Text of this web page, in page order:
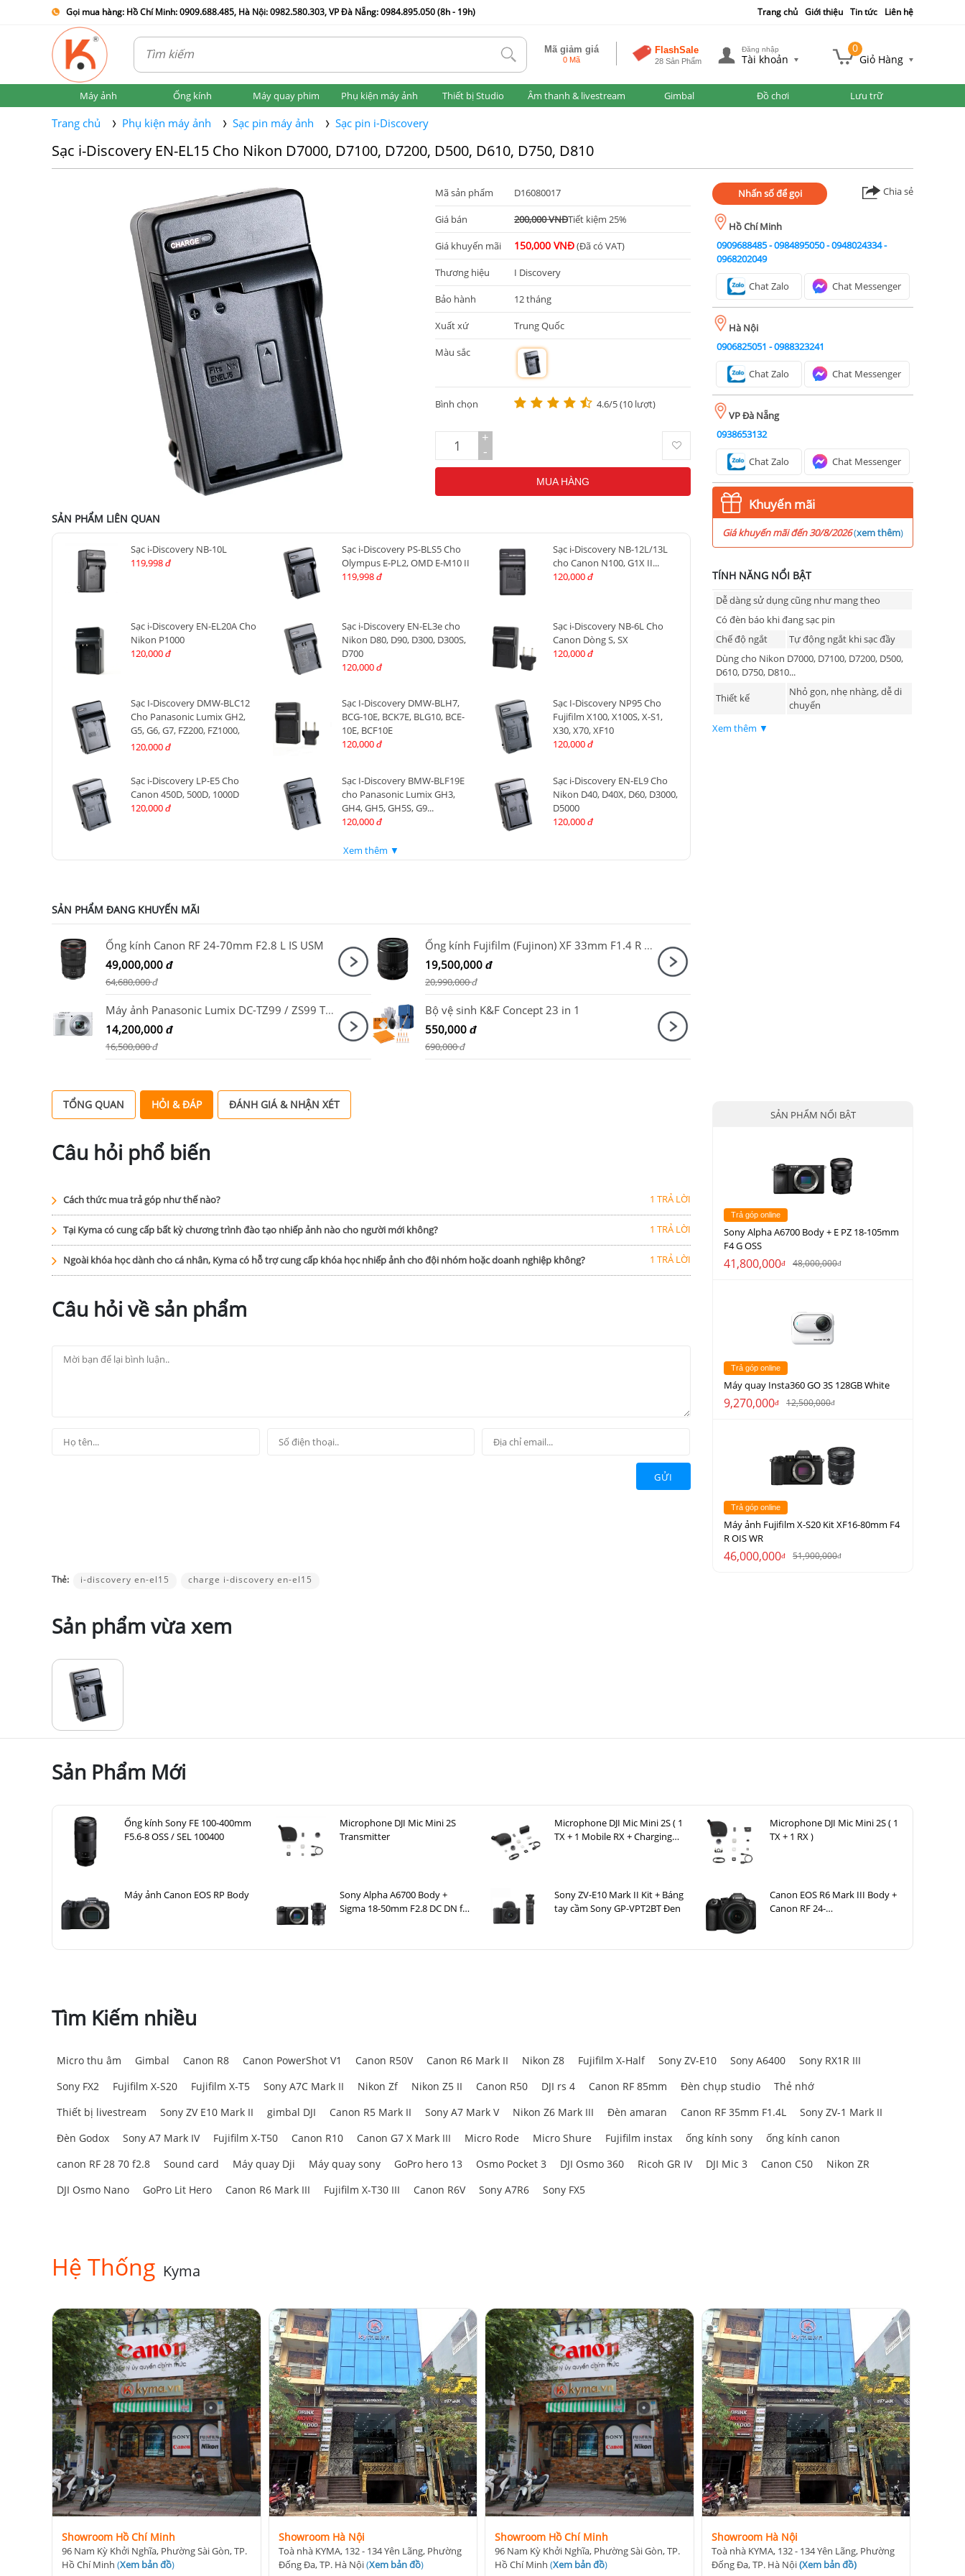
Gọi mua hàng: Hồ Chí Minh: 0909.688.485, Hà Nội: 0982.580.303, VP Đà Nẵng: 0984.895.050 (8h - 19h) Trang chủ Giới thiệu Tin tức Liên hệ
tlk Mã giảm giá
0 Mã
FlashSale
28 Sản Phẩm
Đăng nhập
Tài khoản
0
Giỏ Hàng
Máy ảnh Ống kính Máy quay phim Phụ kiện máy ảnh Thiết bị Studio Âm thanh & livestream Gimbal Đồ chơi Lưu trữ
Trang chủ Phụ kiện máy ảnh Sạc pin máy ảnh Sạc pin i-Discovery
Sạc i-Discovery EN-EL15 Cho Nikon D7000, D7100, D7200, D500, D610, D750, D810
Mã sản phẩm D16080017
Giá bán 200,000 VNĐTiết kiệm 25%
Giá khuyến mãi 150,000 VNĐ(Đã có VAT)
Thương hiệu I Discovery
Bảo hành 12 tháng
Xuất xứ Trung Quốc
Màu sắc
m
Bình chọn 4.6/5 (10 lượt)
+
-
MUA HÀNG
SẢN PHẨM LIÊN QUAN
Sạc i-Discovery NB-10L
119,998 đ
Sạc i-Discovery PS-BLS5 Cho
Olympus E-PL2, OMD E-M10 II
119,998 đ
Sạc i-Discovery NB-12L/13L
cho Canon N100, G1X II...
120,000 đ
Sạc i-Discovery EN-EL20A Cho
Nikon P1000
120,000 đ
Sạc i-Discovery EN-EL3e cho
Nikon D80, D90, D300, D300S,
D700
120,000 đ
Sạc i-Discovery NB-6L Cho
Canon Dòng S, SX
120,000 đ
Sạc I-Discovery DMW-BLC12
Cho Panasonic Lumix GH2,
G5, G6, G7, FZ200, FZ1000,
FZ2000, GX8, G80...
120,000 đ
Sạc I-Discovery DMW-BLH7,
BCG-10E, BCK7E, BLG10, BCE-
10E, BCF10E
120,000 đ
Sạc I-Discovery NP95 Cho
Fujifilm X100, X100S, X-S1,
X30, X70, XF10
120,000 đ
Sạc i-Discovery LP-E5 Cho
Canon 450D, 500D, 1000D
120,000 đ
Sạc I-Discovery BMW-BLF19E
cho Panasonic Lumix GH3,
GH4, GH5, GH5S, G9...
120,000 đ
Sạc i-Discovery EN-EL9 Cho
Nikon D40, D40X, D60, D3000,
D5000
120,000 đ
Xem thêm ▼
SẢN PHẨM ĐANG KHUYẾN MÃI
Ống kính Canon RF 24-70mm F2.8 L IS USM
49,000,000 đ
64,680,000đ
Ống kính Fujifilm (Fujinon) XF 33mm F1.4 R LM WR
19,500,000 đ
20,990,000đ
Máy ảnh Panasonic Lumix DC-TZ99 / ZS99 Trắng
14,200,000 đ
16,500,000đ
Bộ vệ sinh K&F Concept 23 in 1
550,000 đ
690,000đ
Nhấn số để gọi Chia sẻ
Hồ Chí Minh
0909688485-0984895050-0948024334-
0968202049
Chat Zalo Chat Messenger
Hà Nội
0906825051 -0988323241
Chat Zalo Chat Messenger
VP Đà Nẵng
0938653132
Chat Zalo Chat Messenger
Khuyến mãi
Giá khuyến mãi đến 30/8/2026(xem thêm)
TÍNH NĂNG NỔI BẬT
Dễ dàng sử dụng cũng như mang theo
Có đèn báo khi đang sạc pin
Chế độ ngắt
Tự động ngắt khi sạc đầy
Dùng cho Nikon D7000, D7100, D7200, D500,
D610, D750, D810...
Thiết kế
Nhỏ gọn, nhẹ nhàng, dễ di
chuyển
Xem thêm ▼
TỔNG QUAN HỎI & ĐÁP ĐÁNH GIÁ & NHẬN XÉT
Câu hỏi phổ biến
Cách thức mua trả góp như thế nào? 1 TRẢ LỜI
Tại Kyma có cung cấp bất kỳ chương trình đào tạo nhiếp ảnh nào cho người mới không? 1 TRẢ LỜI
Ngoài khóa học dành cho cá nhân, Kyma có hỗ trợ cung cấp khóa học nhiếp ảnh cho đội nhóm hoặc doanh nghiệp không? 1 TRẢ LỜI
Câu hỏi về sản phẩm
GỬI
SẢN PHẨM NỔI BẬT
Trả góp online
Sony Alpha A6700 Body + E PZ 18-105mm
F4 G OSS
41,800,000đ 48,000,000đ
Trả góp online
Máy quay Insta360 GO 3S 128GB White
9,270,000đ 12,500,000đ
Trả góp online
Máy ảnh Fujifilm X-S20 Kit XF16-80mm F4
R OIS WR
46,000,000đ 51,900,000đ
Thẻ: i-discovery en-el15 charge i-discovery en-el15
Sản phẩm vừa xem
Sản Phẩm Mới
Ống kính Sony FE 100-400mm
F5.6-8 OSS / SEL 100400
Microphone DJI Mic Mini 2S
Transmitter
Microphone DJI Mic Mini 2S ( 1
TX + 1 Mobile RX + Charging
Microphone DJI Mic Mini 2S ( 1
TX + 1 RX )
Máy ảnh Canon EOS RP Body
Sony Alpha A6700 Body +
Sigma 18-50mm F2.8 DC DN for
Sony ZV-E10 Mark II Kit + Báng
tay cầm Sony GP-VPT2BT Đen
Canon EOS R6 Mark III Body +
Canon RF 24-
Tìm Kiếm nhiều
Micro thu âm Gimbal Canon R8 Canon PowerShot V1 Canon R50V Canon R6 Mark II Nikon Z8 Fujifilm X-Half Sony ZV-E10 Sony A6400
Sony RX1R III
Sony FX2
Fujifilm X-S20 Fujifilm X-T5 Sony A7C Mark II Nikon Zf Nikon Z5 II Canon R50 DJI rs 4 Canon RF 85mm Đèn chụp studio
Thẻ nhớ
Thiết bị livestream
Sony ZV E10 Mark II gimbal DJI Canon R5 Mark II Sony A7 Mark V Nikon Z6 Mark III Đèn amaran Canon RF 35mm F1.4L
Sony ZV-1 Mark II
Đèn Godox
Sony A7 Mark IV Fujifilm X-T50 Canon R10 Canon G7 X Mark III Micro Rode Micro Shure Fujifilm instax ống kính sony
ống kính canon
canon RF 28 70 f2.8
Sound card Máy quay Dji Máy quay sony GoPro hero 13 Osmo Pocket 3 DJI Osmo 360 Ricoh GR IV DJI Mic 3 Canon C50
Nikon ZR
DJI Osmo Nano
GoPro Lit Hero Canon R6 Mark III Fujifilm X-T30 III Canon R6V Sony A7R6 Sony FX5
Hệ Thống Kyma
Showroom Hồ Chí Minh
96 Nam Kỳ Khởi Nghĩa, Phường Sài Gòn, TP.
Hồ Chí Minh (Xem bản đồ)
Showroom Hà Nội
Toà nhà KYMA, 132 - 134 Yên Lãng, Phường
Đống Đa, TP. Hà Nội(Xem bản đồ)
Showroom Hồ Chí Minh
96 Nam Kỳ Khởi Nghĩa, Phường Sài Gòn, TP.
Hồ Chí Minh(Xem bản đồ)
Showroom Hà Nội
Toà nhà KYMA, 132 - 134 Yên Lãng, Phường
Đống Đa, TP. Hà Nội(Xem bản đồ)